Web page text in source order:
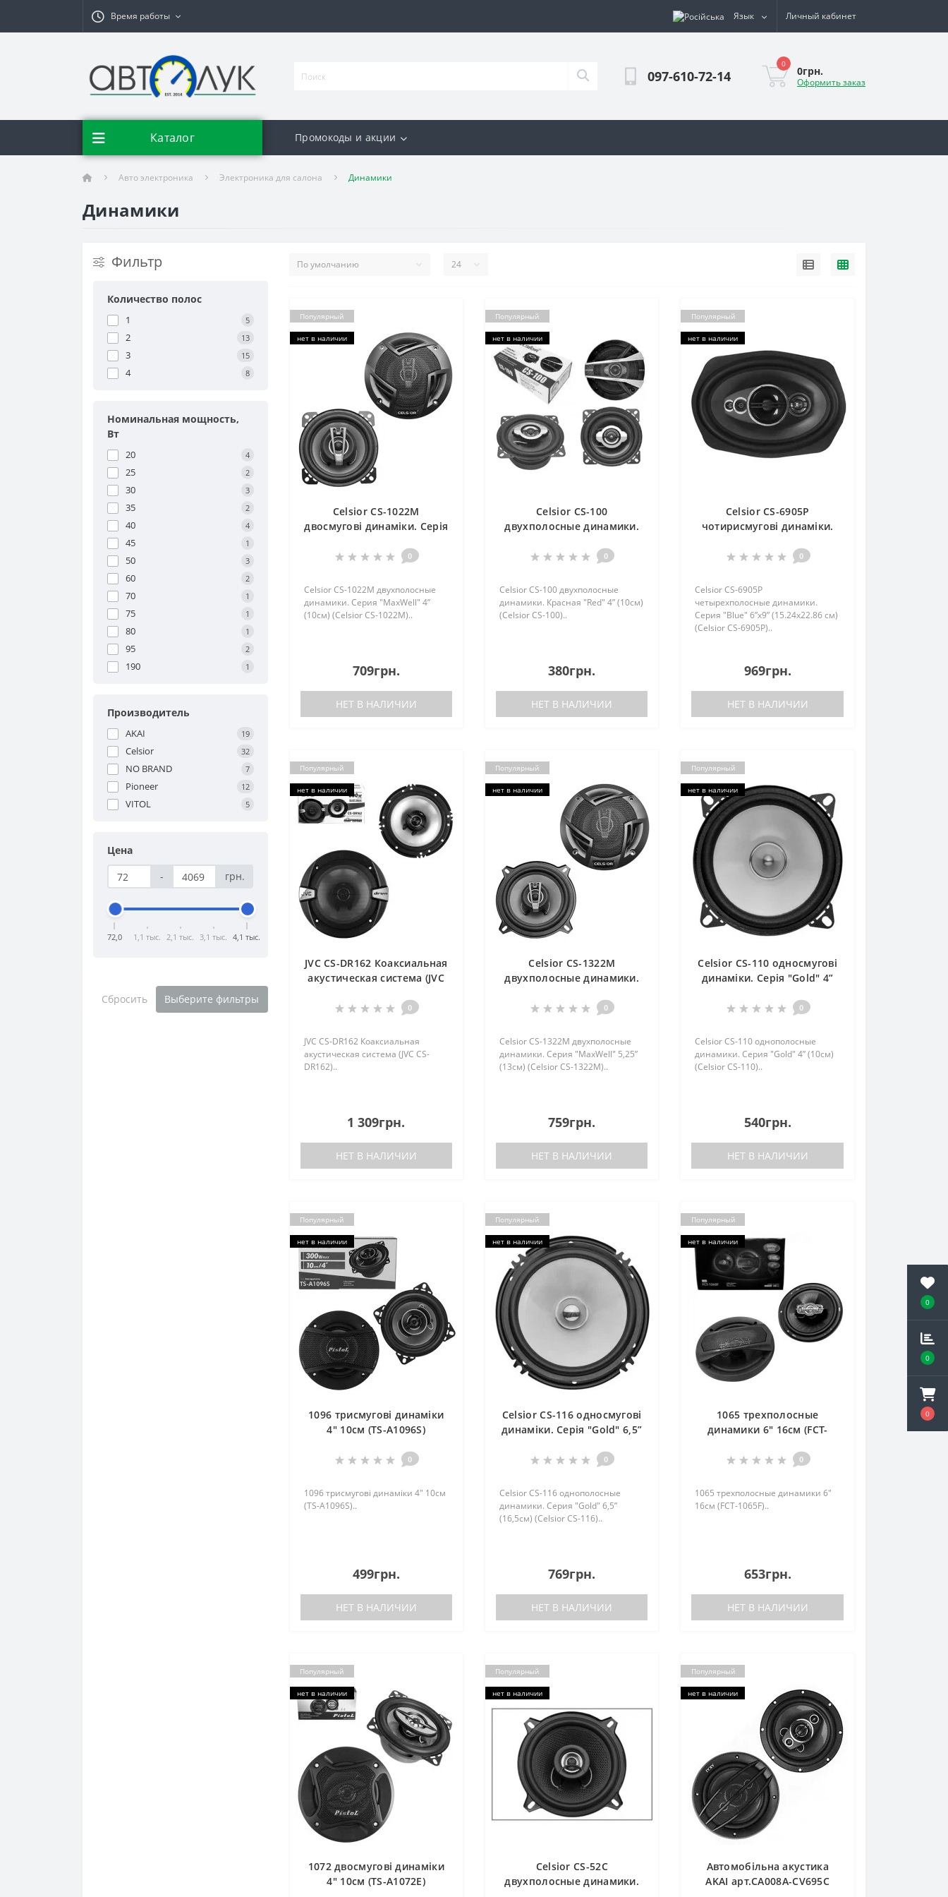
0
0
0
Время работы Язык Личный кабинет
097-610-72-14
0
0грн.
Оформить заказ
Каталог Промокоды и акции
Авто электроника Электроника для салона Динамики
Динамики
Фильтр
Количество полос
1 5
2 13
3 15
4 8
Номинальная мощность,
Вт
20 4
25 2
30 3
35 2
40 4
45 1
50 3
60 2
70 1
75 1
80 1
95 2
190 1
Производитель
AKAI 19
Celsior 32
NO BRAND 7
Pioneer 12
VITOL 5
Цена
-
грн.
72,0 1,1 тыс. 2,1 тыс. 3,1 тыс. 4,1 тыс.
Сбросить Выберите фильтры
Популярный
нет в наличии
Celsior CS-1022M
двосмугові динаміки. Серія
CS-1022M) 0
Celsior CS-1022M двухполосные
динамики. Серия "MaxWell" 4”
(10см) (Celsior CS-1022M)..
709грн.
НЕТ В НАЛИЧИИ
Популярный
нет в наличии
Celsior CS-100
двухполосные динамики.
(Celsior CS-100)
0
Celsior CS-100 двухполосные
динамики. Красная "Red" 4” (10см)
(Celsior CS-100)..
380грн.
НЕТ В НАЛИЧИИ
Популярный
нет в наличии
Celsior CS-6905P
чотирисмугові динаміки.
(15.24x22.86 см) (Celsior CS-
0
Celsior CS-6905P
четырехполосные динамики.
Серия "Blue" 6”х9” (15.24x22.86 см)
(Celsior CS-6905P)..
969грн.
НЕТ В НАЛИЧИИ
Популярный
нет в наличии
JVC CS-DR162 Коаксиальная
акустическая система (JVC
0
JVC CS-DR162 Коаксиальная
акустическая система (JVC CS-
DR162)..
1 309грн.
НЕТ В НАЛИЧИИ
Популярный
нет в наличии
Celsior CS-1322M
двухполосные динамики.
(13см) (Celsior CS-1322M)
0
Celsior CS-1322M двухполосные
динамики. Серия "MaxWell" 5,25”
(13см) (Celsior CS-1322M)..
759грн.
НЕТ В НАЛИЧИИ
Популярный
нет в наличии
Celsior CS-110 односмугові
динаміки. Серія "Gold" 4”
0
Celsior CS-110 однополосные
динамики. Серия "Gold" 4” (10см)
(Celsior CS-110)..
540грн.
НЕТ В НАЛИЧИИ
Популярный
нет в наличии
1096 трисмугові динаміки
4" 10см (TS-A1096S)
0
1096 трисмугові динаміки 4" 10см
(TS-A1096S)..
499грн.
НЕТ В НАЛИЧИИ
Популярный
нет в наличии
Celsior CS-116 односмугові
динаміки. Серія "Gold" 6,5”
0
Celsior CS-116 однополосные
динамики. Серия "Gold" 6,5”
(16,5см) (Celsior CS-116)..
769грн.
НЕТ В НАЛИЧИИ
Популярный
нет в наличии
1065 трехполосные
динамики 6" 16см (FCT-
0
1065 трехполосные динамики 6"
16см (FCT-1065F)..
653грн.
НЕТ В НАЛИЧИИ
Популярный
нет в наличии
1072 двосмугові динаміки
4" 10см (TS-A1072E)
Популярный
нет в наличии
Celsior CS-52C
двухполосные динамики.
Популярный
нет в наличии
Автомобільна акустика
AKAI арт.CA008A-CV695C